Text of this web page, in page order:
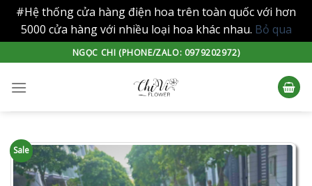
#Hệ thống cửa hàng điện hoa trên toàn quốc với hơn
5000 cửa hàng với nhiều loại hoa khác nhau. Bỏ qua
to
content
NGỌC CHI (PHONE/ZALO: 0979202972)
Sale